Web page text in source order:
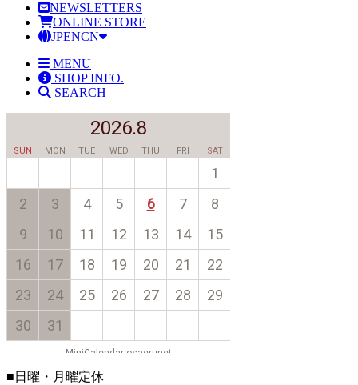
NEWSLETTERS
ONLINE STORE
JPENCN
MENU
SHOP INFO.
SEARCH
■ 日曜・月曜定休